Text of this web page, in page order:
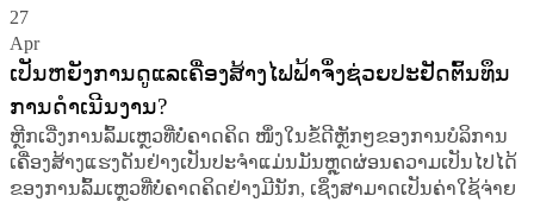
27
Apr
ເປັນຫຍັງການດູແລເຄື່ອງສ້າງໄຟຟ້າຈຶ່ງຊ່ວຍປະຢັດຕົ້ນທຶນ
ການດຳເນີນງານ?
ຫຼີກເວີ່ງການລົ້ມເຫຼວທີ່ບໍ່ຄາດຄິດ ໜຶ່ງໃນຂໍ້ດີຫຼັກໆຂອງການບໍລິການ
ເຄື່ອງສ້າງແຮງດັນຢ່າງເປັນປະຈຳແມ່ນມັນຫຼຸດຜ່ອນຄວາມເປັນໄປໄດ້
ຂອງການລົ້ມເຫຼວທີ່ບໍ່ຄາດຄິດຢ່າງມີນັກ, ເຊິ່ງສາມາດເປັນຄ່າໃຊ້ຈ່າຍ